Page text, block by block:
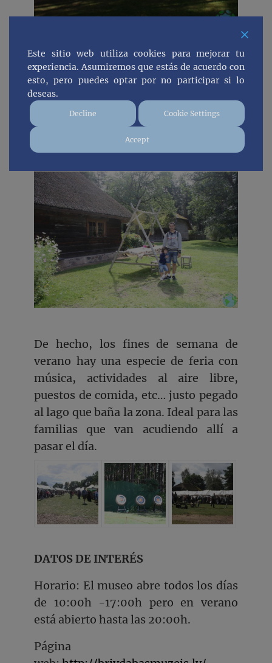
Obviamente la mejor época para
visitar este museo es en los meses de
verano ya que el clima es muy
agradable. En invierno también tiene
su encanto pero se hace más
complicado debido al frío su visita.
De hecho, los fines de semana de
verano hay una especie de feria con
música, actividades al aire libre,
puestos de comida, etc… justo pegado
al lago que baña la zona. Ideal para las
familias que van acudiendo allí a
pasar el día.
DATOS DE INTERÉS
Horario: El museo abre todos los días
de 10:00h -17:00h pero en verano
está abierto hasta las 20:00h.
Página
Este sitio web utiliza cookies para mejorar tu
experiencia. Asumiremos que estás de acuerdo con
esto, pero puedes optar por no participar si lo
deseas.
Decline Cookie Settings
Accept